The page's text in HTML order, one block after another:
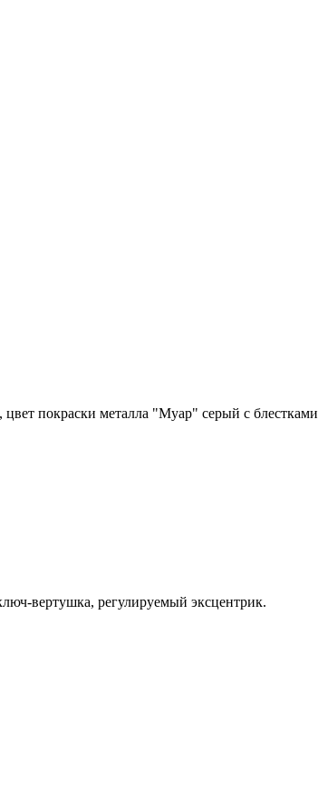
покраски металла "Муар" серый с блестками
вертушка, регулируемый эксцентрик.